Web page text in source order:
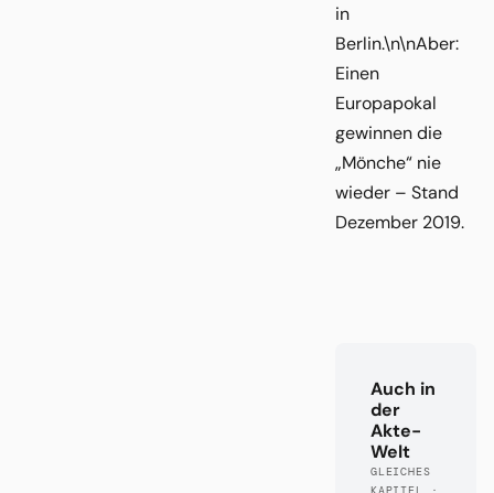
in
Berlin.\n\nAber:
Einen
Europapokal
gewinnen die
„Mönche“ nie
wieder – Stand
Dezember 2019.
Auch in
der
Akte-
Welt
GLEICHES
KAPITEL ·